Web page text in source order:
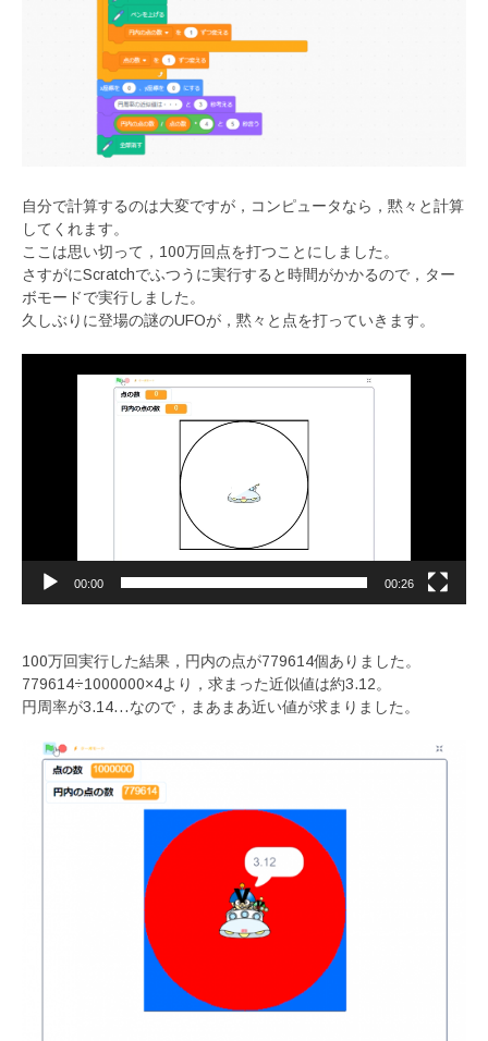
自分で計算するのは大変ですが，コンピュータなら，黙々と計算
してくれます。
ここは思い切って，100万回点を打つことにしました。
さすがにScratchでふつうに実行すると時間がかかるので，ター
ボモードで実行しました。
久しぶりに登場の謎のUFOが，黙々と点を打っていきます。
00:00 00:26
100万回実行した結果，円内の点が779614個ありました。
779614÷1000000×4より，求まった近似値は約3.12。
円周率が3.14…なので，まあまあ近い値が求まりました。